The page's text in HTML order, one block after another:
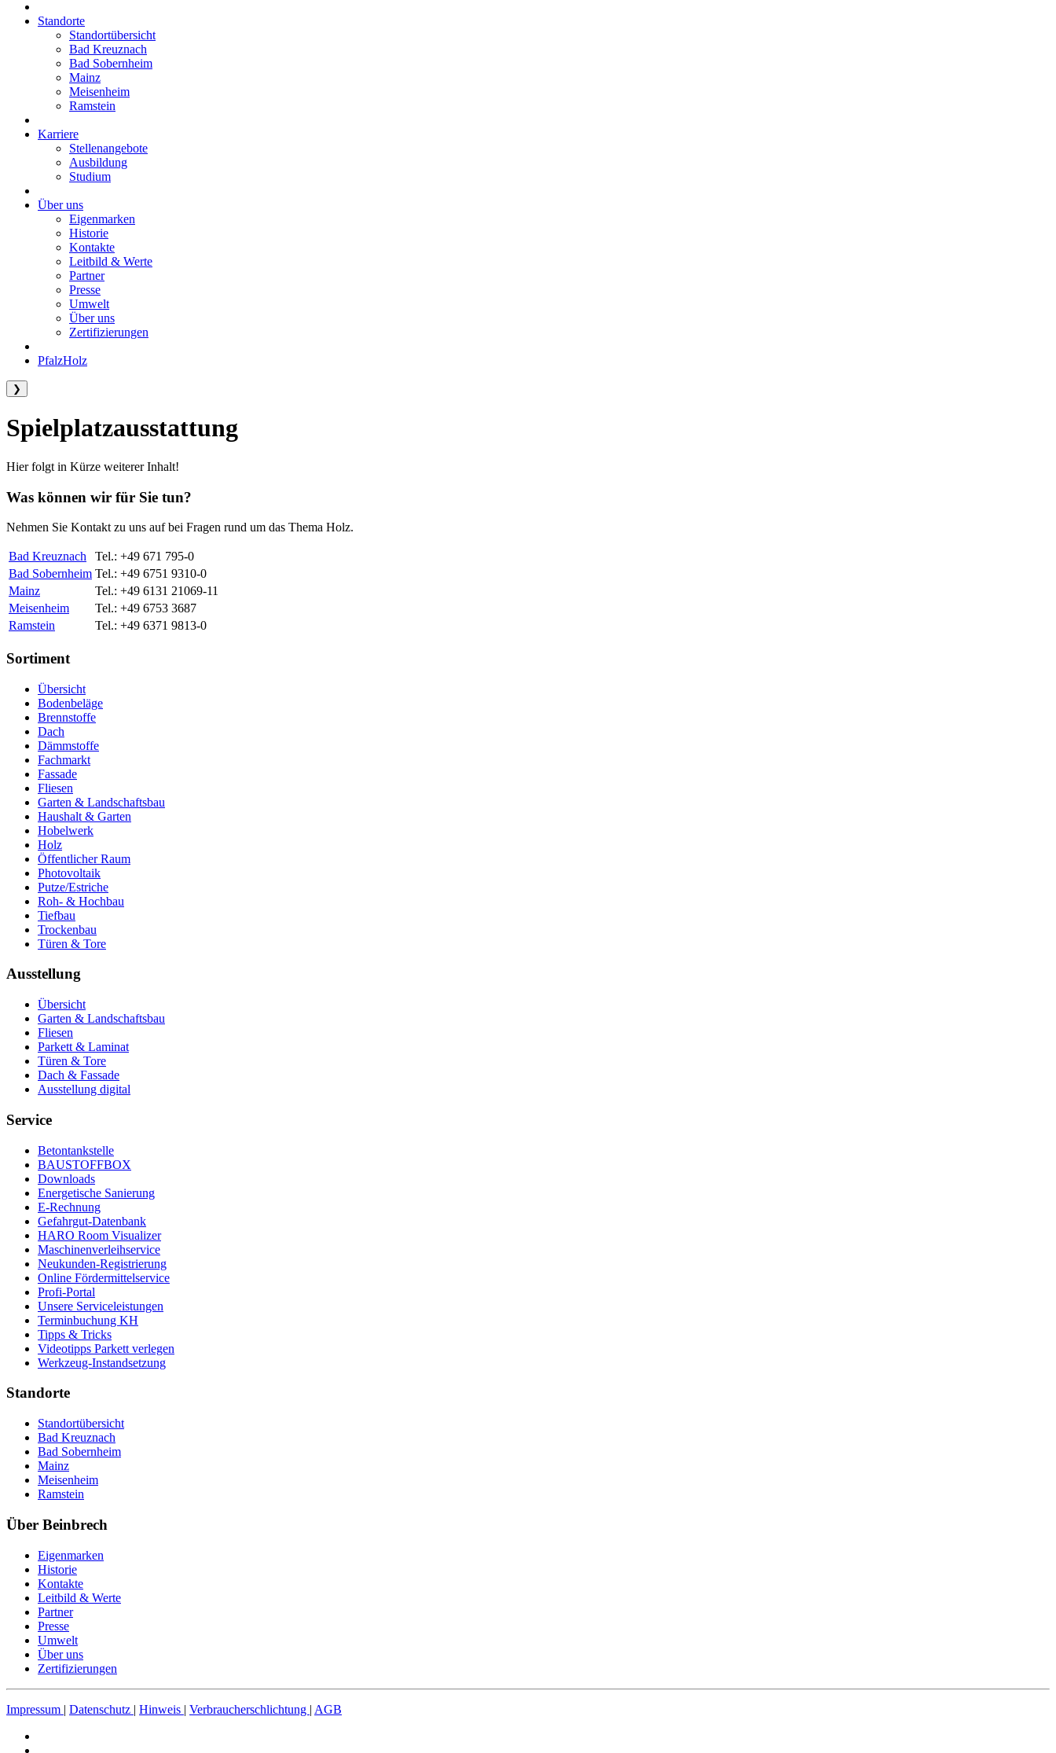
Standorte
Standortübersicht
Bad Kreuznach
Bad Sobernheim
Mainz
Meisenheim
Ramstein
Karriere
Stellenangebote
Ausbildung
Studium
Über uns
Eigenmarken
Historie
Kontakte
Leitbild & Werte
Partner
Presse
Umwelt
Über uns
Zertifizierungen
PfalzHolz
❯
Spielplatzausstattung
Hier folgt in Kürze weiterer Inhalt!
Was können wir für Sie tun?
Nehmen Sie Kontakt zu uns auf bei Fragen rund um das Thema Holz.
Bad Kreuznach
Tel.: +49 671 795-0
Bad Sobernheim Tel.: +49 6751 9310-0
Mainz
Tel.: +49 6131 21069-11
Meisenheim
Tel.: +49 6753 3687
Ramstein
Tel.: +49 6371 9813-0
Sortiment
Übersicht
Bodenbeläge
Brennstoffe
Dach
Dämmstoffe
Fachmarkt
Fassade
Fliesen
Garten & Landschaftsbau
Haushalt & Garten
Hobelwerk
Holz
Öffentlicher Raum
Photovoltaik
Putze/Estriche
Roh- & Hochbau
Tiefbau
Trockenbau
Türen & Tore
Ausstellung
Übersicht
Garten & Landschaftsbau
Fliesen
Parkett & Laminat
Türen & Tore
Dach & Fassade
Ausstellung digital
Service
Betontankstelle
BAUSTOFFBOX
Downloads
Energetische Sanierung
E-Rechnung
Gefahrgut-Datenbank
HARO Room Visualizer
Maschinenverleihservice
Neukunden-Registrierung
Online Fördermittelservice
Profi-Portal
Unsere Serviceleistungen
Terminbuchung KH
Tipps & Tricks
Videotipps Parkett verlegen
Werkzeug-Instandsetzung
Standorte
Standortübersicht
Bad Kreuznach
Bad Sobernheim
Mainz
Meisenheim
Ramstein
Über Beinbrech
Eigenmarken
Historie
Kontakte
Leitbild & Werte
Partner
Presse
Umwelt
Über uns
Zertifizierungen
Impressum | Datenschutz | Hinweis | Verbraucherschlichtung | AGB